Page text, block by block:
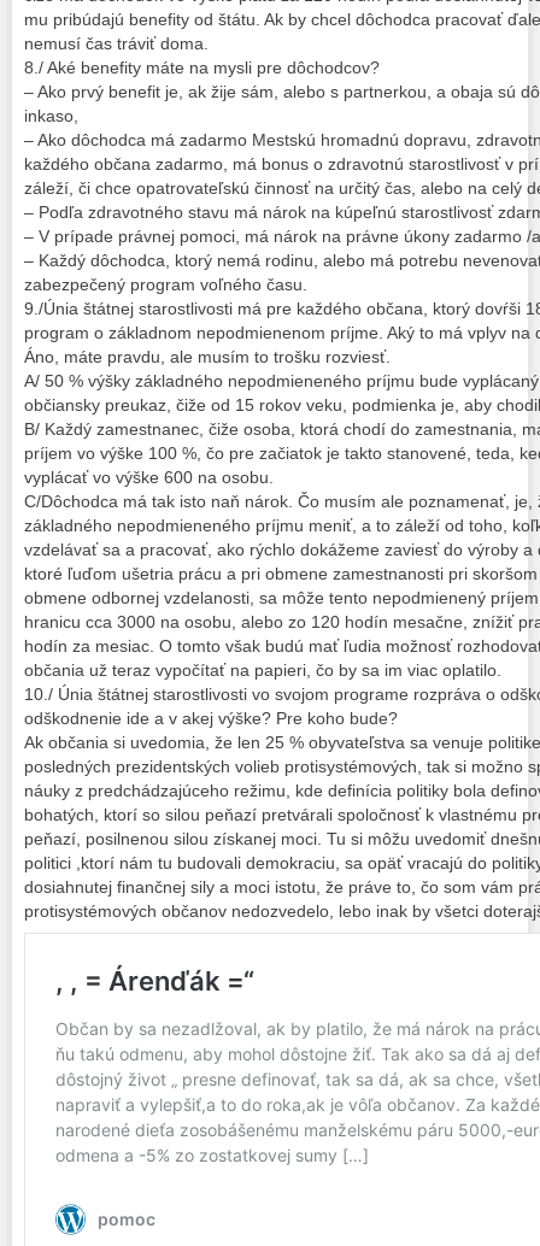
mu pribúdajú benefity od štátu. Ak by chcel dôchodca pracovať
nemusí čas tráviť doma.
8./ Aké benefity máte na mysli pre dôchodcov?
– Ako prvý benefit je, ak žije sám, alebo s partnerkou, a obaja sú
inkaso,
– Ako dôchodca má zadarmo Mestskú hromadnú dopravu,
každého občana zadarmo, má bonus o zdravotnú starostlivosť v
záleží, či chce opatrovateľskú činnosť na určitý čas, alebo na celý
– Podľa zdravotného stavu má nárok na kúpeľnú starostlivosť
– V prípade právnej pomoci, má nárok na právne úkony zadarmo /
– Každý dôchodca, ktorý nemá rodinu, alebo má potrebu
zabezpečený program voľného času.
9./Únia štátnej starostlivosti má pre každého občana, ktorý dovŕši
program o základnom nepodmienenom príjme. Aký to má vplyv na
Áno, máte pravdu, ale musím to trošku rozviesť.
A/ 50 % výšky základného nepodmieneného príjmu bude
občiansky preukaz, čiže od 15 rokov veku, podmienka je, aby
B/ Každý zamestnanec, čiže osoba, ktorá chodí do zamestnania,
príjem vo výške 100 %, čo pre začiatok je takto stanovené, teda,
vyplácať vo výške 600 na osobu.
C/Dôchodca má tak isto naň nárok. Čo musím ale poznamenať, je,
základného nepodmieneného príjmu meniť, a to záleží od toho,
vzdelávať sa a pracovať, ako rýchlo dokážeme zaviesť do výroby
ktoré ľuďom ušetria prácu a pri obmene zamestnanosti pri
obmene odbornej vzdelanosti, sa môže tento nepodmienený
hranicu cca 3000 na osobu, alebo zo 120 hodín mesačne, znížiť
hodín za mesiac. O tomto však budú mať ľudia možnosť
občania už teraz vypočítať na papieri, čo by sa im viac oplatilo.
10./ Únia štátnej starostlivosti vo svojom programe rozpráva o
odškodnenie ide a v akej výške? Pre koho bude?
Ak občania si uvedomia, že len 25 % obyvateľstva sa venuje
posledných prezidentských volieb protisystémových, tak si možno
náuky z predchádzajúceho režimu, kde definícia politiky bola
bohatých, ktorí so silou peňazí pretvárali spoločnosť k vlastnému
peňazí, posilnenou silou získanej moci. Tu si môžu uvedomiť
politici ,ktorí nám tu budovali demokraciu, sa opäť vracajú do
dosiahnutej finančnej sily a moci istotu, že práve to, čo som vám
protisystémových občanov nedozvedelo, lebo inak by všetci